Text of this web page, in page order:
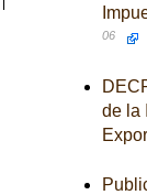
06
de la